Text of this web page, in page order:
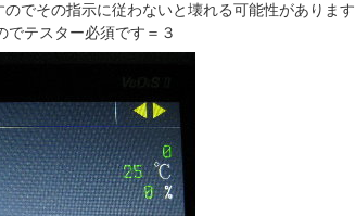
でその指示に従わないと壊れる可能性があります
テスター必須です＝３